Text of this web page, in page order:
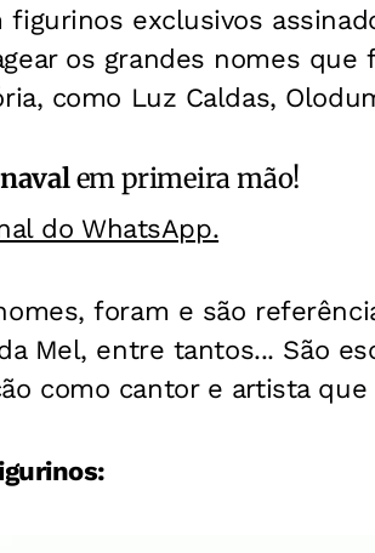
exclusivos
os grandes nomes
como Luz Caldas,
em primeira mão!
do WhatsApp.
foram e são
Mel, entre tantos... São
como cantor e artista que